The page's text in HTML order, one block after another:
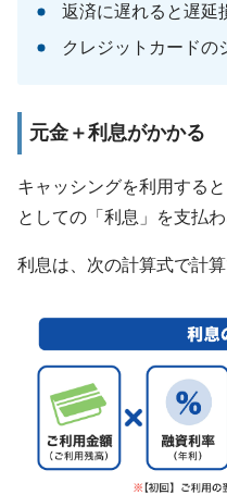
返済に遅れると遅延
クレジットカードの
元金＋利息がかかる
キャッシングを利用する
としての「利息」を支払
利息は、次の計算式で計算